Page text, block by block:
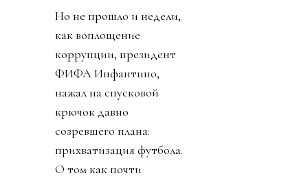
Но не прошло и недели,
как воплощение
коррупции, президент
ФИФА Инфантино,
нажал на спусковой
крючок давно
созревшего плана:
прихватизация футбола.
О том как почти